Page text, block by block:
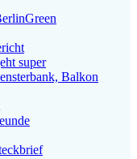
super
Balkon